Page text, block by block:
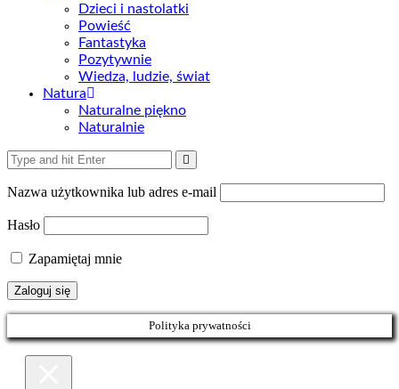
Dzieci i nastolatki
Powieść
Fantastyka
Pozytywnie
Wiedza, ludzie, świat
Natura
Naturalne piękno
Naturalnie
Nazwa użytkownika lub adres e-mail
Hasło
Zapamiętaj mnie
Polityka prywatności